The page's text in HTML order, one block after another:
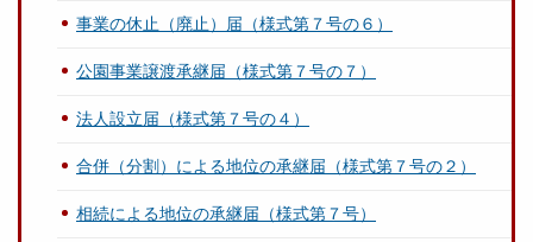
事業の休止（廃止）届（様式第７号の６）
公園事業譲渡承継届（様式第７号の７）
法人設立届（様式第７号の４）
合併（分割）による地位の承継届（様式第７号の２）
相続による地位の承継届（様式第７号）